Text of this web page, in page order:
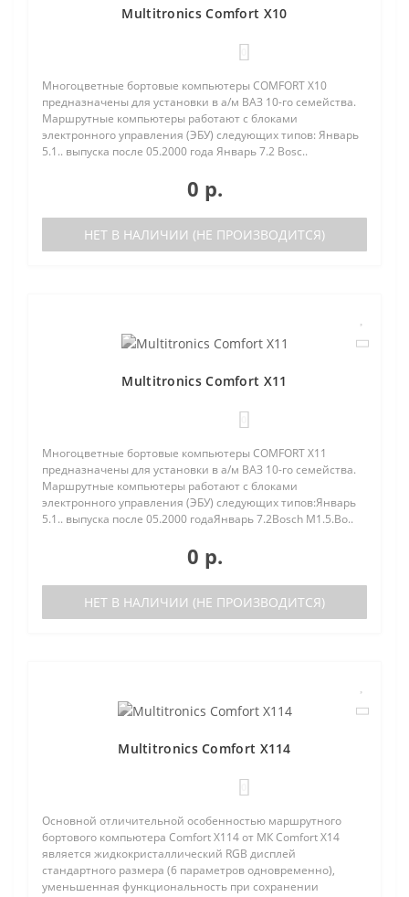
Multitronics Comfort X10
Многоцветные бортовые компьютеры COMFORT Х10
предназначены для установки в а/м ВАЗ 10-го семейства.
Маршрутные компьютеры работают с блоками
электронного управления (ЭБУ) следующих типов: Январь
5.1.. выпуска после 05.2000 года Январь 7.2 Bosc..
0 р.
НЕТ В НАЛИЧИИ (НЕ ПРОИЗВОДИТСЯ)
Multitronics Comfort X11
Многоцветные бортовые компьютеры COMFORT Х11
предназначены для установки в а/м ВАЗ 10-го семейства.
Маршрутные компьютеры работают с блоками
электронного управления (ЭБУ) следующих типов:Январь
5.1.. выпуска после 05.2000 годаЯнварь 7.2Bosch M1.5.Bo..
0 р.
НЕТ В НАЛИЧИИ (НЕ ПРОИЗВОДИТСЯ)
Multitronics Comfort X114
Основной отличительной особенностью маршрутного
бортового компьютера Comfort X114 от МК Comfort X14
является жидкокристаллический RGB дисплей
стандартного размера (6 параметров одновременно),
уменьшенная функциональность при сохранении